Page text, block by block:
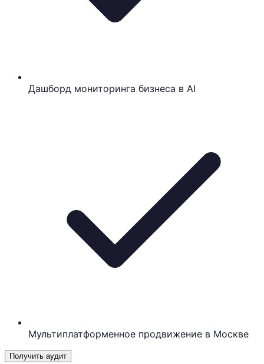
Дашборд мониторинга бизнеса в AI
Мультиплатформенное продвижение в Москве
Получить аудит